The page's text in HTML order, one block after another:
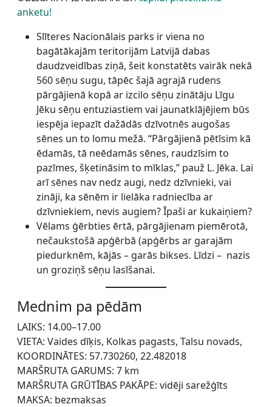
anketu!
Slīteres Nacionālais parks ir viena no
bagātākajām teritorijām Latvijā dabas
daudzveidības ziņā, šeit konstatēts vairāk nekā
560 sēņu sugu, tāpēc šajā agrajā rudens
pārgājienā kopā ar izcilo sēņu zinātāju Līgu
Jēku sēņu entuziastiem vai jaunatklājējiem būs
iespēja iepazīt dažādās dzīvotnēs augošas
sēnes un to lomu mežā. “Pārgājienā pētīsim kā
ēdamās, tā neēdamās sēnes, raudzīsim to
pazīmes, šķetināsim to mīklas,” pauž L. Jēka. Lai
arī sēnes nav nedz augi, nedz dzīvnieki, vai
zināji, ka sēnēm ir lielāka radniecība ar
dzīvniekiem, nevis augiem? Īpaši ar kukaiņiem?
Vēlams ģērbties ērtā, pārgājienam piemērotā,
nečaukstošā apģērbā (apģērbs ar garajām
piedurknēm, kājās – garās bikses. Līdzi – nazis
un groziņš sēņu lasīšanai.
Mednim pa pēdām
LAIKS: 14.00–17.00
VIETA: Vaides dīķis, Kolkas pagasts, Talsu novads,
KOORDINĀTES: 57.730260, 22.482018
MARŠRUTA GARUMS: 7 km
MARŠRUTA GRŪTĪBAS PAKĀPE: vidēji sarežģīts
MAKSA: bezmaksas